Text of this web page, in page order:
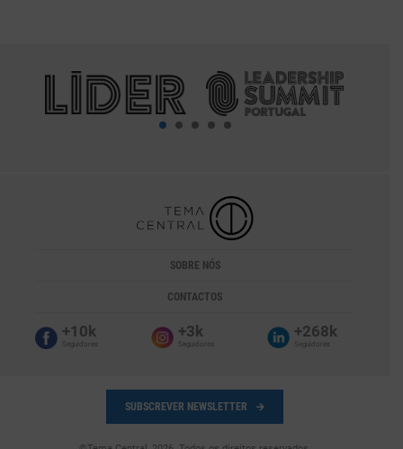
SOBRE NÓS
CONTACTOS
+10k
Seguidores
+3k
Seguidores
+268k
Seguidores
SUBSCREVER NEWSLETTER